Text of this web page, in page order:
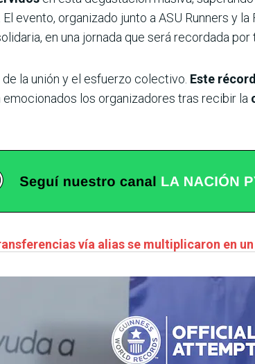
. El evento, organizado junto a ASU Runners y
en una jornada que será recordada
la unión y el esfuerzo colectivo. Este
emocionados los organizadores tras recibir la
vía alias se multiplicaron en